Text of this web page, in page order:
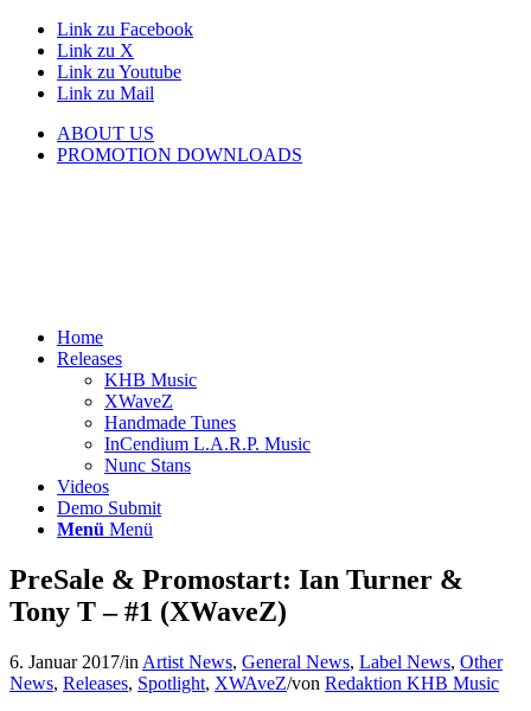
Link zu Facebook
Link zu X
Link zu Youtube
Link zu Mail
ABOUT US
PROMOTION DOWNLOADS
Home
Releases
KHB Music
XWaveZ
Handmade Tunes
InCendium L.A.R.P. Music
Nunc Stans
Videos
Demo Submit
Menü Menü
PreSale & Promostart: Ian Turner &
Tony T – #1 (XWaveZ)
6. Januar 2017/in Artist News, General News, Label News, Other
News, Releases, Spotlight, XWAveZ/von Redaktion KHB Music